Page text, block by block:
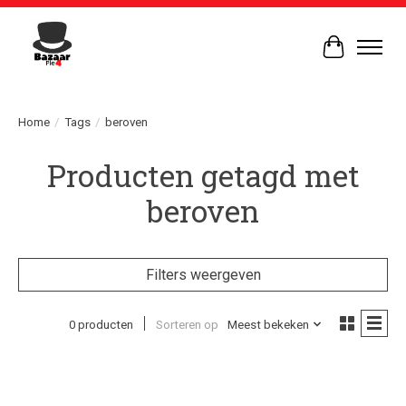
Home / Tags / beroven
Producten getagd met
beroven
Filters weergeven
0 producten Sorteren op Meest bekeken